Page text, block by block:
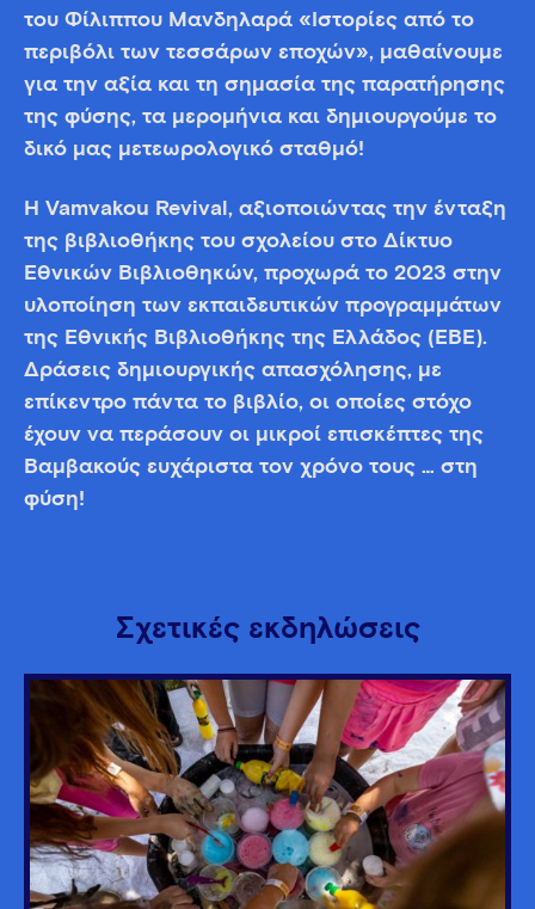
του Φίλιππου Μανδηλαρά «Ιστορίες από το
περιβόλι των τεσσάρων εποχών», μαθαίνουμε
για την αξία και τη σημασία της παρατήρησης
της φύσης, τα μερομήνια και δημιουργούμε το
δικό μας μετεωρολογικό σταθμό!
Η Vamvakou Revival, αξιοποιώντας την ένταξη
της βιβλιοθήκης του σχολείου στο Δίκτυο
Εθνικών Βιβλιοθηκών, προχωρά το 2023 στην
υλοποίηση των εκπαιδευτικών προγραμμάτων
της Εθνικής Βιβλιοθήκης της Ελλάδος (ΕΒΕ).
Δράσεις δημιουργικής απασχόλησης, με
επίκεντρο πάντα το βιβλίο, οι οποίες στόχο
έχουν να περάσουν οι μικροί επισκέπτες της
Βαμβακούς ευχάριστα τον χρόνο τους … στη
φύση!
Σχετικές εκδηλώσεις